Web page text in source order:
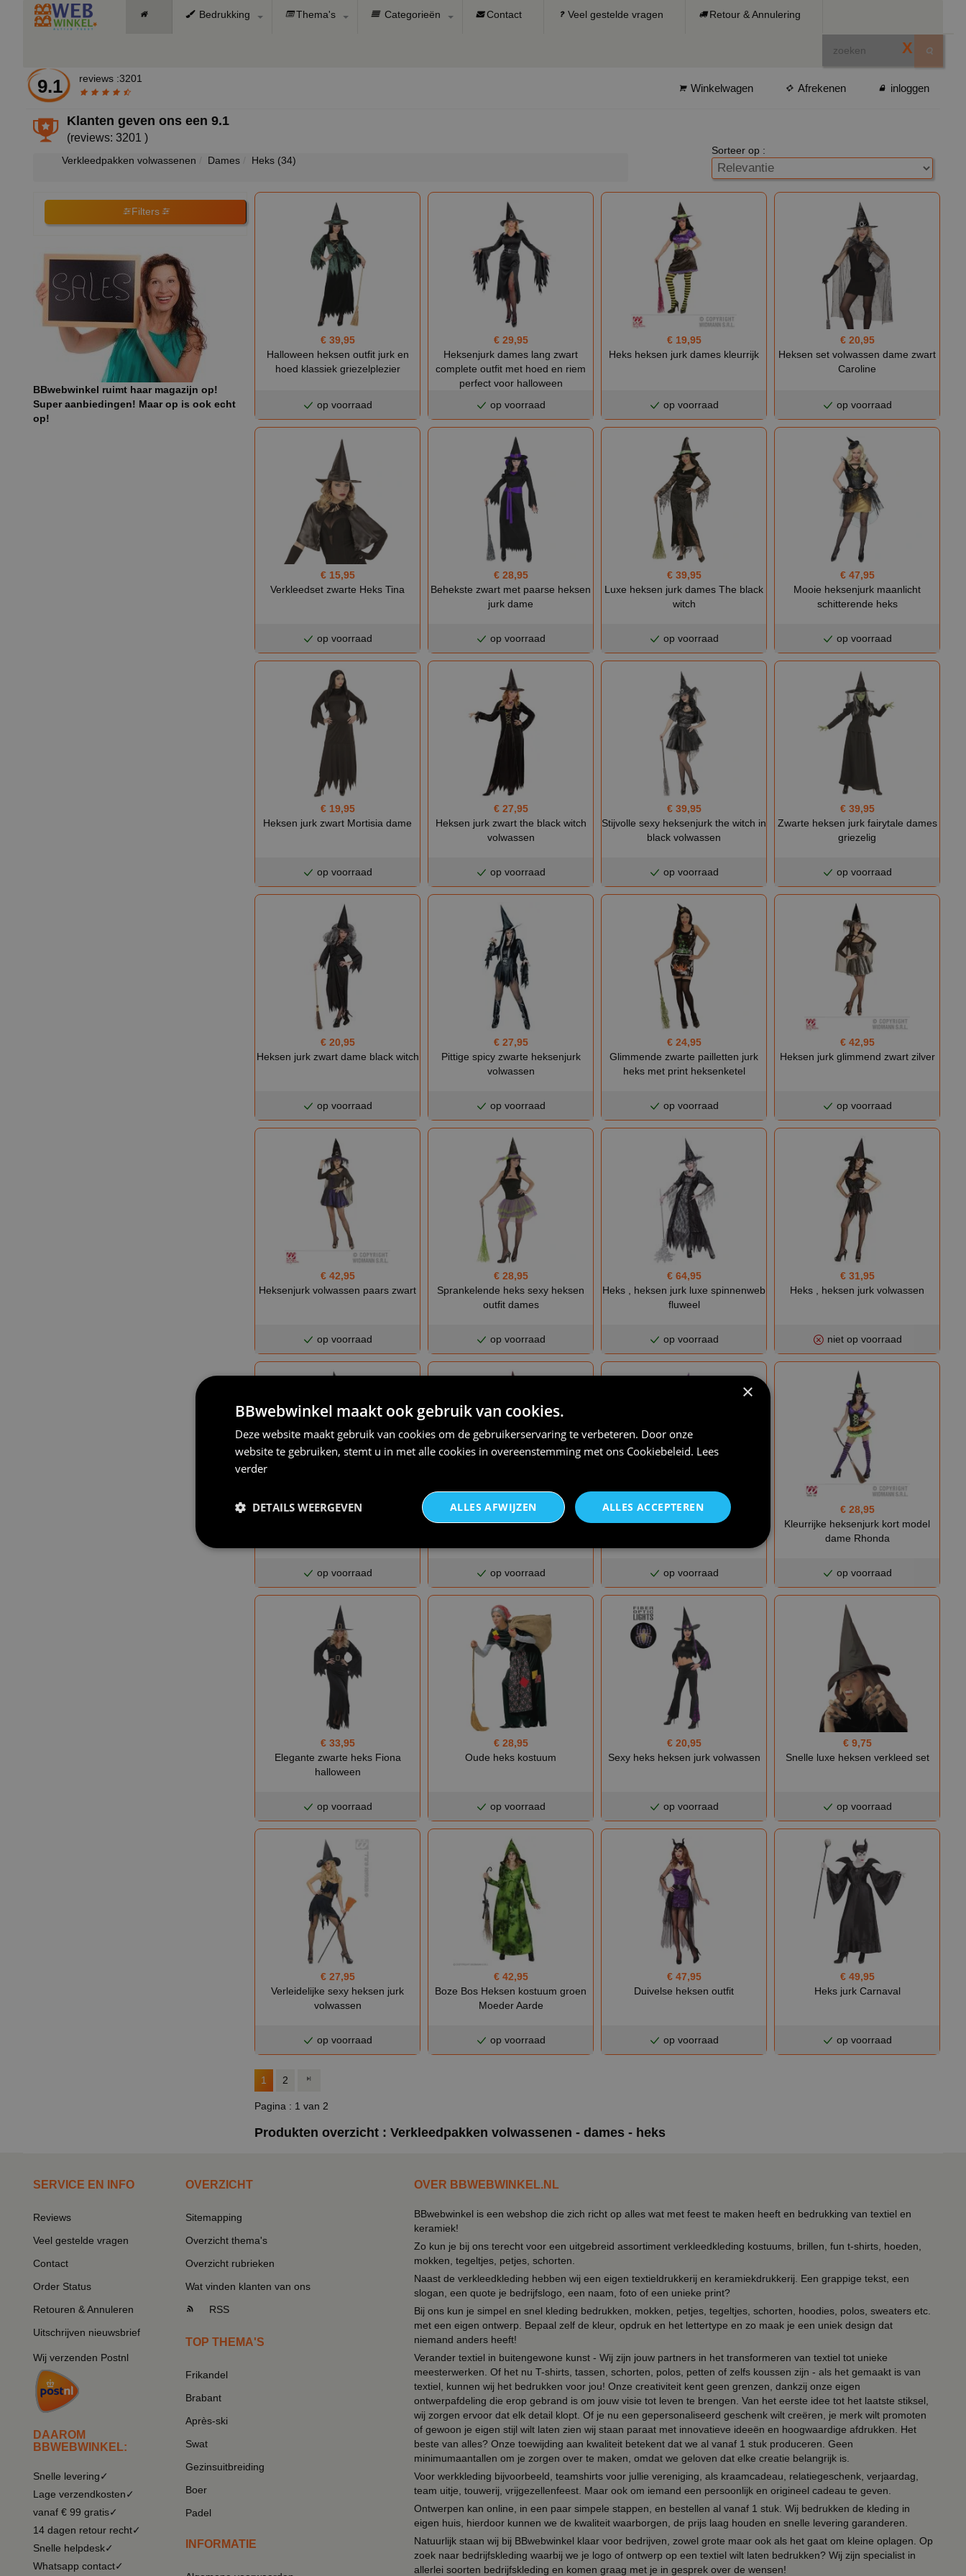
Bedrukking Thema's Categorieën Contact Veel gestelde vragen Retour & Annulering
X
9.1 reviews :3201
Winkelwagen Afrekenen inloggen
Klanten geven ons een9.1
(reviews: 3201 )
Verkleedpakken volwassenen Dames Heks (34)
Sorteer op :
Filters
BBwebwinkel ruimt haar magazijn op!
Super aanbiedingen! Maar op is ook echt
op!
€ 39,95
Halloween heksen outfit jurk en
hoed klassiek griezelplezier
op voorraad
€ 29,95
Heksenjurk dames lang zwart
complete outfit met hoed en riem
perfect voor halloween
op voorraad
€ 19,95
Heks heksen jurk dames kleurrijk
op voorraad
€ 20,95
Heksen set volwassen dame zwart
Caroline
op voorraad
€ 15,95
Verkleedset zwarte Heks Tina
op voorraad
€ 28,95
Behekste zwart met paarse heksen
jurk dame
op voorraad
€ 39,95
Luxe heksen jurk dames The black
witch
op voorraad
€ 47,95
Mooie heksenjurk maanlicht
schitterende heks
op voorraad
€ 19,95
Heksen jurk zwart Mortisia dame
op voorraad
€ 27,95
Heksen jurk zwart the black witch
volwassen
op voorraad
€ 39,95
Stijvolle sexy heksenjurk the witch in
black volwassen
op voorraad
€ 39,95
Zwarte heksen jurk fairytale dames
griezelig
op voorraad
€ 20,95
Heksen jurk zwart dame black witch
op voorraad
€ 27,95
Pittige spicy zwarte heksenjurk
volwassen
op voorraad
€ 24,95
Glimmende zwarte pailletten jurk
heks met print heksenketel
op voorraad
€ 42,95
Heksen jurk glimmend zwart zilver
op voorraad
€ 42,95
Heksenjurk volwassen paars zwart
op voorraad
€ 28,95
Sprankelende heks sexy heksen
outfit dames
op voorraad
€ 64,95
Heks , heksen jurk luxe spinnenweb
fluweel
op voorraad
€ 31,95
Heks , heksen jurk volwassen
niet op voorraad
€ 42,95
op voorraad
€ 33,95
Punk heks , dames heksenjurk
op voorraad
€ 20,95
Heksen outfit paars
op voorraad
€ 28,95
Kleurrijke heksenjurk kort model
dame Rhonda
op voorraad
€ 33,95
Elegante zwarte heks Fiona
halloween
op voorraad
€ 28,95
Oude heks kostuum
op voorraad
€ 20,95
Sexy heks heksen jurk volwassen
op voorraad
€ 9,75
Snelle luxe heksen verkleed set
op voorraad
€ 27,95
Verleidelijke sexy heksen jurk
volwassen
op voorraad
€ 42,95
Boze Bos Heksen kostuum groen
Moeder Aarde
op voorraad
€ 47,95
Duivelse heksen outfit
op voorraad
€ 49,95
Heks jurk Carnaval
op voorraad
1 2
Pagina : 1 van 2
Produkten overzicht : Verkleedpakken volwassenen - dames - heks
SERVICE EN INFO
Reviews
Veel gestelde vragen
Contact
Order Status
Retouren & Annuleren
Uitschrijven nieuwsbrief
Wij verzenden Postnl
DAAROM
BBWEBWINKEL:
Snelle levering✓
Lage verzendkosten✓
vanaf € 99 gratis✓
14 dagen retour recht✓
Snelle helpdesk✓
Whatsapp contact✓
OVERZICHT
Sitemapping
Overzicht thema's
Overzicht rubrieken
Wat vinden klanten van ons
RSS
TOP THEMA'S
Frikandel
Brabant
Après-ski
Swat
Gezinsuitbreiding
Boer
Padel
INFORMATIE
OVER BBWEBWINKEL.NL
BBwebwinkel is een webshop die zich richt op alles wat met feest te maken heeft en bedrukking van textiel en
keramiek!
Zo kun je bij ons terecht voor een uitgebreid assortiment verkleedkleding kostuums, brillen, fun t-shirts, hoeden,
mokken, tegeltjes, petjes, schorten.
Naast de verkleedkleding hebben wij een eigen textieldrukkerij en keramiekdrukkerij. Een grappige tekst, een
slogan, een quote je bedrijfslogo, een naam, foto of een unieke print?
Bij ons kun je simpel en snel kleding bedrukken, mokken, petjes, tegeltjes, schorten, hoodies, polos, sweaters etc.
met een eigen ontwerp. Bepaal zelf de kleur, opdruk en het lettertype en zo maak je een uniek design dat
niemand anders heeft!
Verander textiel in buitengewone kunst - Wij zijn jouw partners in het transformeren van textiel tot unieke
meesterwerken. Of het nu T-shirts, tassen, schorten, polos, petten of zelfs koussen zijn - als het gemaakt is van
textiel, kunnen wij het bedrukken voor jou! Onze creativiteit kent geen grenzen, dankzij onze eigen
ontwerpafdeling die erop gebrand is om jouw visie tot leven te brengen. Van het eerste idee tot het laatste stiksel,
wij zorgen ervoor dat elk detail klopt. Of je nu een gepersonaliseerd geschenk wilt creëren, je merk wilt promoten
of gewoon je eigen stijl wilt laten zien wij staan paraat met innovatieve ideeën en hoogwaardige afdrukken. Het
beste van alles? Onze toewijding aan kwaliteit betekent dat we al vanaf 1 stuk produceren. Geen
minimumaantallen om je zorgen over te maken, omdat we geloven dat elke creatie belangrijk is.
Voor werkkleding bijvoorbeeld, teamshirts voor jullie vereniging, als kraamcadeau, relatiegeschenk, verjaardag,
team uitje, touwerij, vrijgezellenfeest. Maar ook om iemand een persoonlijk en origineel cadeau te geven.
Ontwerpen kan online, in een paar simpele stappen, en bestellen al vanaf 1 stuk. Wij bedrukken de kleding in
eigen huis, hierdoor kunnen we de kwaliteit waarborgen, de prijs laag houden en snelle levering garanderen.
Natuurlijk staan wij bij BBwebwinkel klaar voor bedrijven, zowel grote maar ook als het gaat om kleine oplagen. Op
zoek naar bedrijfskleding waarbij we je logo of ontwerp op een textiel wilt laten bedrukken? Wij zijn specialist in
allerlei soorten bedrijfskleding en komen graag met je in gesprek over de wensen!
×
BBwebwinkel maakt ook gebruik van cookies.
Deze website maakt gebruik van cookies om de gebruikerservaring te verbeteren. Door onze
website te gebruiken, stemt u in met alle cookies in overeenstemming met ons Cookiebeleid. Lees
verder
ALLES ACCEPTEREN
ALLES AFWIJZEN
DETAILS WEERGEVEN